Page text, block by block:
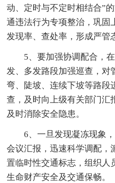
动、定时与不定时相结合”
通违法行为专项整治，巩固
发现率、查处率，形成严管
5、要加强协调配合，
发、多发路段加强巡查，对
弯、陡坡、连续下坡等路段
查，及时向上级有关部门汇
及时消除安全隐患。
6、一旦发现凝冻现象
会议汇报，迅速科学调配，
置临时性交通标志，组织人
生命财产安全及交通保畅。